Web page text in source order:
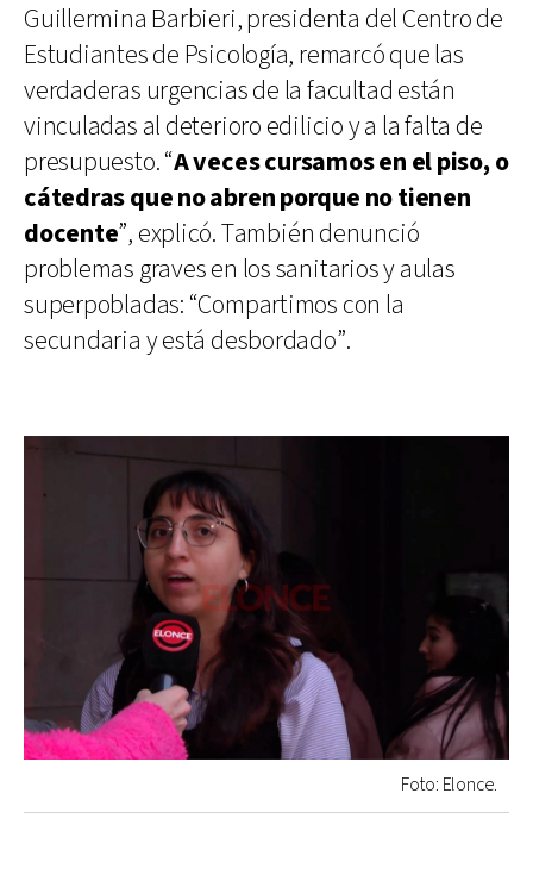
Guillermina Barbieri, presidenta del Centro de
Estudiantes de Psicología, remarcó que las
verdaderas urgencias de la facultad están
vinculadas al deterioro edilicio y a la falta de
presupuesto. “A veces cursamos en el piso, o
cátedras que no abren porque no tienen
docente”, explicó. También denunció
problemas graves en los sanitarios y aulas
superpobladas: “Compartimos con la
secundaria y está desbordado”.
Foto: Elonce.